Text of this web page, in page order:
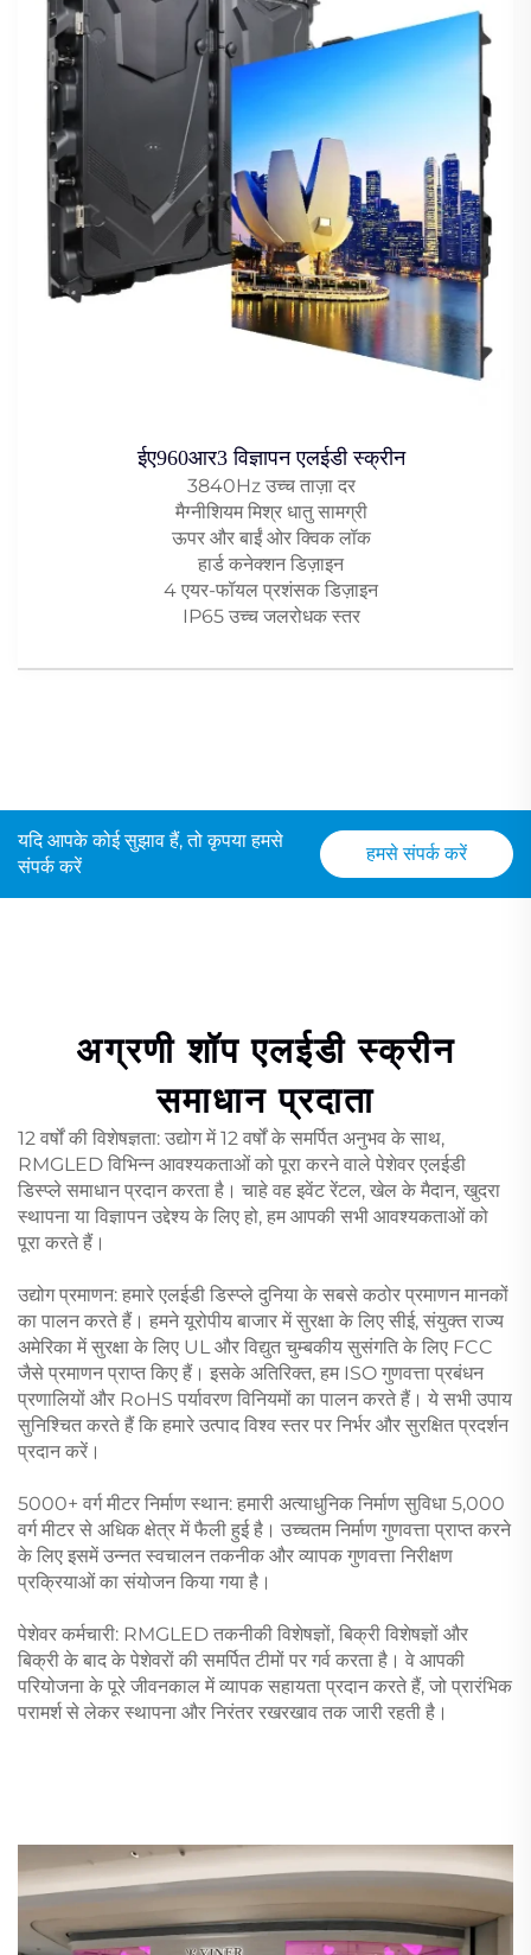
ईए960आर3 विज्ञापन एलईडी स्क्रीन
3840Hz उच्च ताज़ा दर
मैग्नीशियम मिश्र धातु सामग्री
ऊपर और बाईं ओर क्विक लॉक
हार्ड कनेक्शन डिज़ाइन
4 एयर-फॉयल प्रशंसक डिज़ाइन
IP65 उच्च जलरोधक स्तर
यदि आपके कोई सुझाव हैं, तो कृपया हमसे
संपर्क करें
हमसे संपर्क करें
अग्रणी शॉप एलईडी स्क्रीन
समाधान प्रदाता
12 वर्षों की विशेषज्ञता: उद्योग में 12 वर्षों के समर्पित अनुभव के साथ,
RMGLED विभिन्न आवश्यकताओं को पूरा करने वाले पेशेवर एलईडी
डिस्प्ले समाधान प्रदान करता है। चाहे वह इवेंट रेंटल, खेल के मैदान, खुदरा
स्थापना या विज्ञापन उद्देश्य के लिए हो, हम आपकी सभी आवश्यकताओं को
पूरा करते हैं।
उद्योग प्रमाणन: हमारे एलईडी डिस्प्ले दुनिया के सबसे कठोर प्रमाणन मानकों
का पालन करते हैं। हमने यूरोपीय बाजार में सुरक्षा के लिए सीई, संयुक्त राज्य
अमेरिका में सुरक्षा के लिए UL और विद्युत चुम्बकीय सुसंगति के लिए FCC
जैसे प्रमाणन प्राप्त किए हैं। इसके अतिरिक्त, हम ISO गुणवत्ता प्रबंधन
प्रणालियों और RoHS पर्यावरण विनियमों का पालन करते हैं। ये सभी उपाय
सुनिश्चित करते हैं कि हमारे उत्पाद विश्व स्तर पर निर्भर और सुरक्षित प्रदर्शन
प्रदान करें।
5000+ वर्ग मीटर निर्माण स्थान: हमारी अत्याधुनिक निर्माण सुविधा 5,000
वर्ग मीटर से अधिक क्षेत्र में फैली हुई है। उच्चतम निर्माण गुणवत्ता प्राप्त करने
के लिए इसमें उन्नत स्वचालन तकनीक और व्यापक गुणवत्ता निरीक्षण
प्रक्रियाओं का संयोजन किया गया है।
पेशेवर कर्मचारी: RMGLED तकनीकी विशेषज्ञों, बिक्री विशेषज्ञों और
बिक्री के बाद के पेशेवरों की समर्पित टीमों पर गर्व करता है। वे आपकी
परियोजना के पूरे जीवनकाल में व्यापक सहायता प्रदान करते हैं, जो प्रारंभिक
परामर्श से लेकर स्थापना और निरंतर रखरखाव तक जारी रहती है।